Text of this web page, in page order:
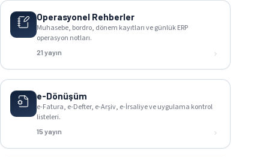
Operasyonel Rehberler
Muhasebe, bordro, dönem kayıtları ve günlük ERP
operasyon notları.
21 yayın
e-Dönüşüm
e-Fatura, e-Defter, e-Arşiv, e-İrsaliye ve uygulama kontrol
listeleri.
15 yayın